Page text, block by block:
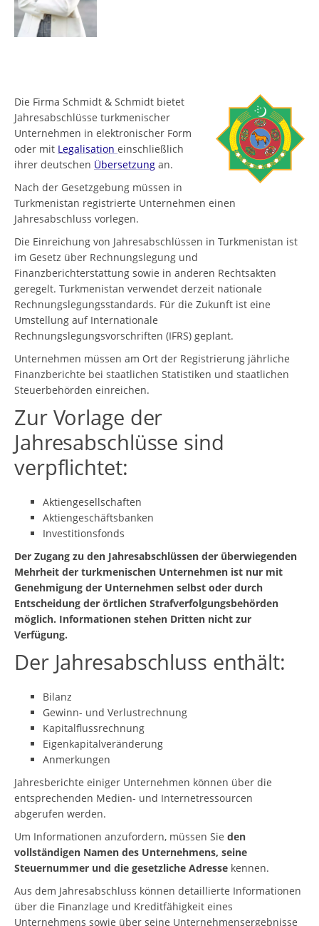
Die Firma Schmidt & Schmidt bietet
Jahresabschlüsse turkmenischer
Unternehmen in elektronischer Form
oder mit Legalisation einschließlich
ihrer deutschen Übersetzung an.
Nach der Gesetzgebung müssen in
Turkmenistan registrierte Unternehmen einen
Jahresabschluss vorlegen.
Die Einreichung von Jahresabschlüssen in Turkmenistan ist
im Gesetz über Rechnungslegung und
Finanzberichterstattung sowie in anderen Rechtsakten
geregelt. Turkmenistan verwendet derzeit nationale
Rechnungslegungsstandards. Für die Zukunft ist eine
Umstellung auf Internationale
Rechnungslegungsvorschriften (IFRS) geplant.
Unternehmen müssen am Ort der Registrierung jährliche
Finanzberichte bei staatlichen Statistiken und staatlichen
Steuerbehörden einreichen.
Zur Vorlage der
Jahresabschlüsse sind
verpflichtet:
Aktiengesellschaften
Aktiengeschäftsbanken
Investitionsfonds
Der Zugang zu den Jahresabschlüssen der überwiegenden
Mehrheit der turkmenischen Unternehmen ist nur mit
Genehmigung der Unternehmen selbst oder durch
Entscheidung der örtlichen Strafverfolgungsbehörden
möglich. Informationen stehen Dritten nicht zur
Verfügung.
Der Jahresabschluss enthält:
Bilanz
Gewinn- und Verlustrechnung
Kapitalflussrechnung
Eigenkapitalveränderung
Anmerkungen
Jahresberichte einiger Unternehmen können über die
entsprechenden Medien- und Internetressourcen
abgerufen werden.
Um Informationen anzufordern, müssen Sie den
vollständigen Namen des Unternehmens, seine
Steuernummer und die gesetzliche Adresse kennen.
Aus dem Jahresabschluss können detaillierte Informationen
über die Finanzlage und Kreditfähigkeit eines
Unternehmens sowie über seine Unternehmensergebnisse